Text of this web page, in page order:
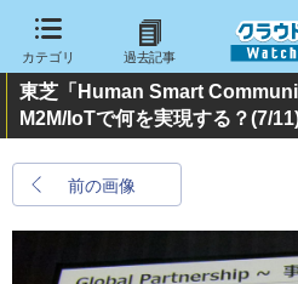
カテゴリ 過去記事
東芝「Human Smart
M2M/IoTで何を実現する？(7/
前の画像